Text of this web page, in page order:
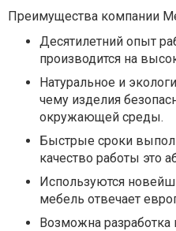
Преимущества компании
Десятилетний опыт
производится на
Натуральное и
чему изделия
окружающей среды.
Быстрые сроки
качество работы это
Используются
мебель отвечает
Возможна разработка